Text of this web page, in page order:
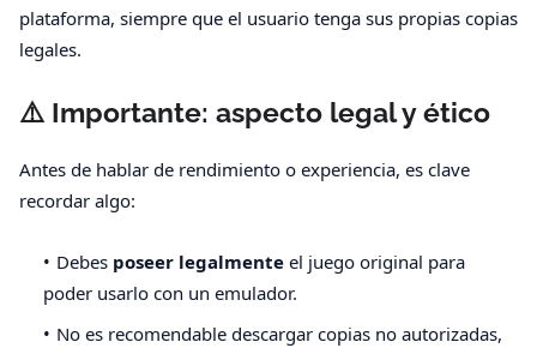
plataforma, siempre que el usuario tenga sus propias copias
legales.
⚠️ Importante: aspecto legal y ético
Antes de hablar de rendimiento o experiencia, es clave
recordar algo:
Debes poseer legalmente el juego original para
poder usarlo con un emulador.
No es recomendable descargar copias no autorizadas,